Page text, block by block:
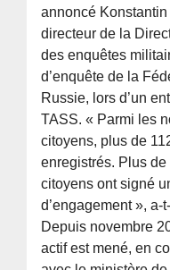
annoncé Konstantin
directeur de la
des enquêtes
d’enquête de la
Russie, lors d’un
TASS. « Parmi les
citoyens, plus de
enregistrés. Plus de
citoyens ont signé
d’engagement », a-
Depuis novembre
actif est mené, en